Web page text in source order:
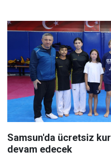
Samsun'da ücretsiz
devam edecek